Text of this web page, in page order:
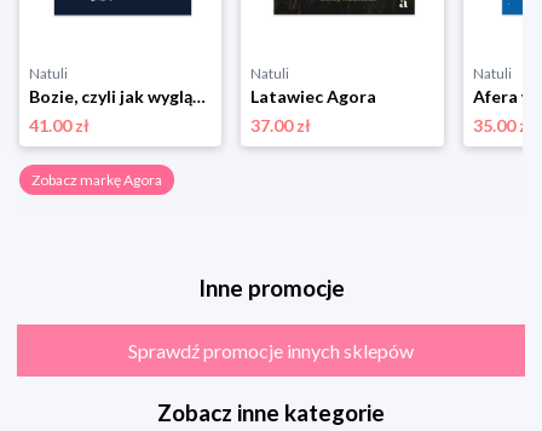
Natuli
Bozie, czyli jak wygląda Bóg Agora
41.00 zł
Natuli
Latawiec Agora
37.00 zł
Natuli
35.00 zł
Zobacz markę Agora
Inne promocje
Sprawdź promocje innych sklepów
Zobacz inne kategorie